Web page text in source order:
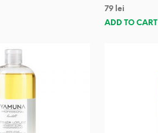
79 lei
ADD TO CART